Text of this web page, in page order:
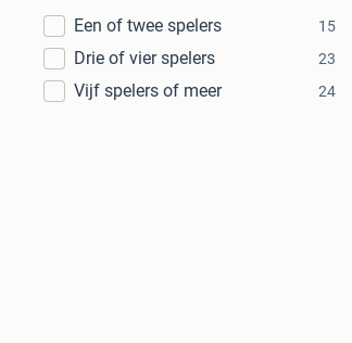
Een of twee spelers
15
Drie of vier spelers 23
Vijf spelers of meer 24